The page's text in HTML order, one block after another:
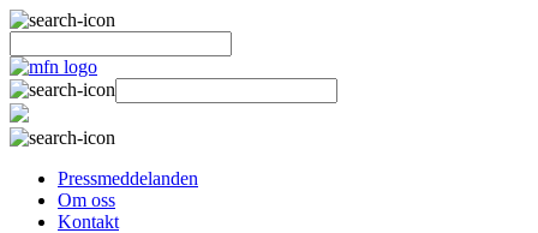
Pressmeddelanden
Om oss
Kontakt